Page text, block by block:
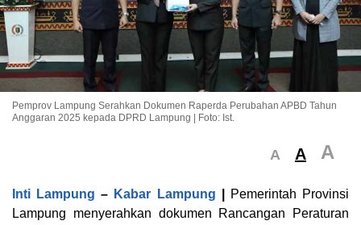
Pemprov Lampung Serahkan Dokumen Raperda Perubahan APBD Tahun
Anggaran 2025 kepada DPRD Lampung | Foto: Ist.
A A A
Inti Lampung – Kabar Lampung
Pemerintah Provinsi
Lampung menyerahkan dokumen Rancangan Peraturan